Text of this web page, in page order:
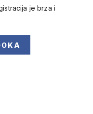
je brza i